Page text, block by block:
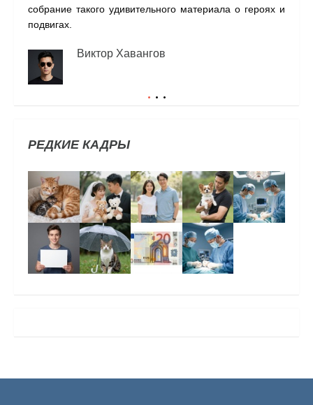
собрание такого удивительного материала о героях и
подвигах.
Виктор Хавангов
РЕДКИЕ КАДРЫ